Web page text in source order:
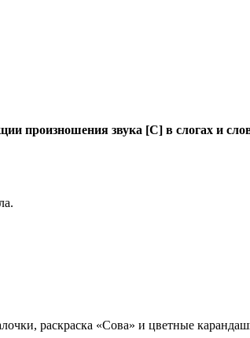
произношения звука [С] в слогах и
раскраска «Сова» и цветные